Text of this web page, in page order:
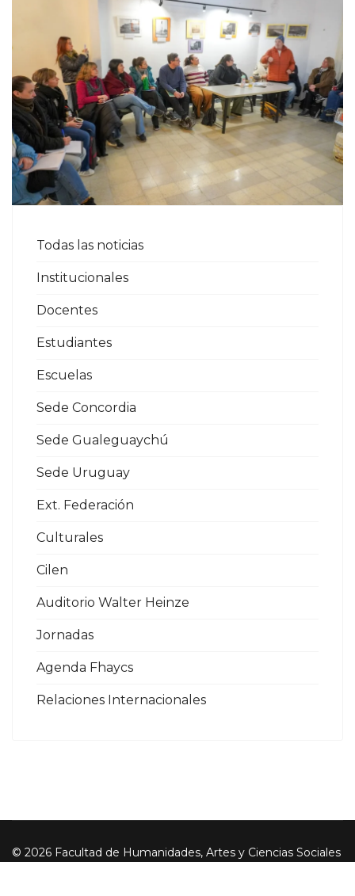
Todas las noticias
Institucionales
Docentes
Estudiantes
Escuelas
Sede Concordia
Sede Gualeguaychú
Sede Uruguay
Ext. Federación
Culturales
Cilen
Auditorio Walter Heinze
Jornadas
Agenda Fhaycs
Relaciones Internacionales
© 2026 Facultad de Humanidades, Artes y Ciencias Sociales